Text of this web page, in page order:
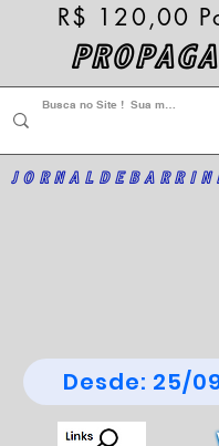
R$ 120,00
Desde: 25/